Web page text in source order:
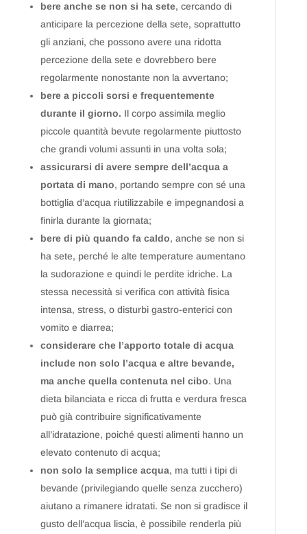
bere anche se non si ha sete, cercando di
anticipare la percezione della sete, soprattutto
gli anziani, che possono avere una ridotta
percezione della sete e dovrebbero bere
regolarmente nonostante non la avvertano;
bere a piccoli sorsi e frequentemente
durante il giorno. Il corpo assimila meglio
piccole quantità bevute regolarmente piuttosto
che grandi volumi assunti in una volta sola;
assicurarsi di avere sempre dell’acqua a
portata di mano, portando sempre con sé una
bottiglia d’acqua riutilizzabile e impegnandosi a
finirla durante la giornata;
bere di più quando fa caldo, anche se non si
ha sete, perché le alte temperature aumentano
la sudorazione e quindi le perdite idriche. La
stessa necessità si verifica con attività fisica
intensa, stress, o disturbi gastro-enterici con
vomito e diarrea;
considerare che l’apporto totale di acqua
include non solo l’acqua e altre bevande,
ma anche quella contenuta nel cibo. Una
dieta bilanciata e ricca di frutta e verdura fresca
può già contribuire significativamente
all’idratazione, poiché questi alimenti hanno un
elevato contenuto di acqua;
non solo la semplice acqua, ma tutti i tipi di
bevande (privilegiando quelle senza zucchero)
aiutano a rimanere idratati. Se non si gradisce il
gusto dell’acqua liscia, è possibile renderla più